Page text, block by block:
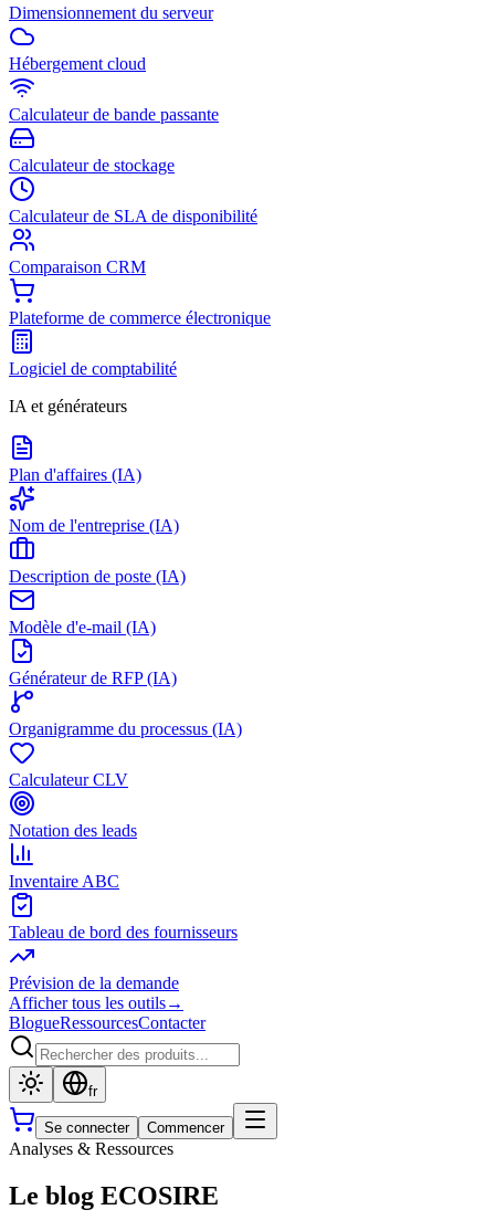
Dimensionnement du serveur
Hébergement cloud
Calculateur de bande passante
Calculateur de stockage
Calculateur de SLA de disponibilité
Comparaison CRM
Plateforme de commerce électronique
Logiciel de comptabilité
IA et générateurs
Plan d'affaires (IA)
Nom de l'entreprise (IA)
Description de poste (IA)
Modèle d'e-mail (IA)
Générateur de RFP (IA)
Organigramme du processus (IA)
Calculateur CLV
Notation des leads
Inventaire ABC
Tableau de bord des fournisseurs
Prévision de la demande
Afficher tous les outils→
BlogueRessourcesContacter
fr
Se connecter Commencer
Analyses & Ressources
Le blog ECOSIRE